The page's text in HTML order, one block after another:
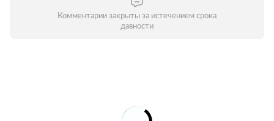
Комментарии закрыты за истечением срока
давности